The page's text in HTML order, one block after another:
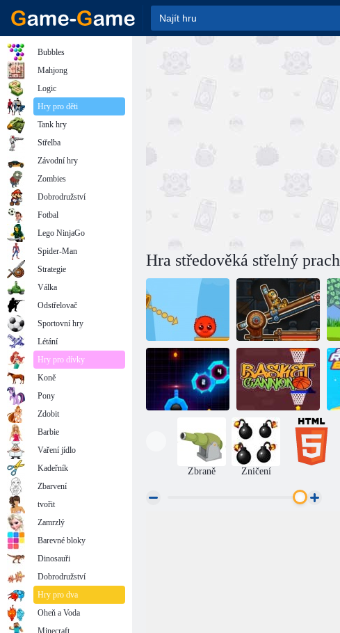
Hra středověká střelný prach
Red and Green 2
Startovní pistole
maniaka
Neon Blaster 2
Basketbalová
zbraň
Zbraně Zničení
Bubbles
Mahjong
Logic
Hry pro děti
Tank hry
Střelba
Závodní hry
Zombies
Dobrodružství
Fotbal
Lego NinjaGo
Spider-Man
Strategie
Válka
Odstřelovač
Sportovní hry
Létání
Hry pro dívky
Koně
Pony
Zdobit
Barbie
Vaření jídlo
Kadeřník
Zbarvení
tvořit
Zamrzlý
Barevné bloky
Dinosauři
Dobrodružství
Hry pro dva
Oheň a Voda
Minecraft